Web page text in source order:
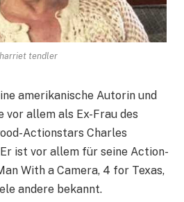
harriet tendler
amerikanische Autorin und
vor allem als Ex-Frau des
Actionstars Charles
ist vor allem für seine Action-
With a Camera, 4 for Texas,
andere bekannt.